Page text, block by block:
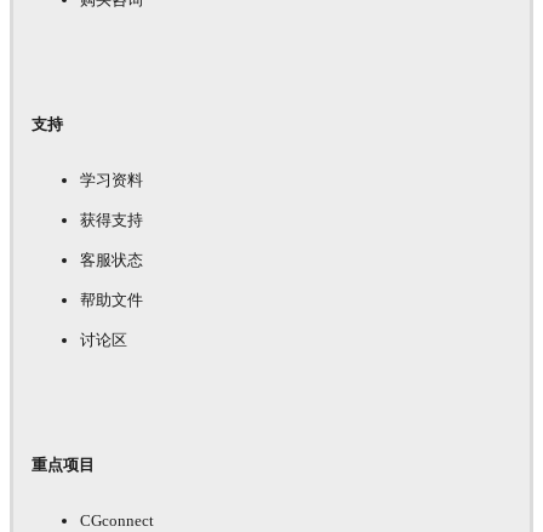
支持
学习资料
获得支持
客服状态
帮助文件
讨论区
重点项目
CGconnect